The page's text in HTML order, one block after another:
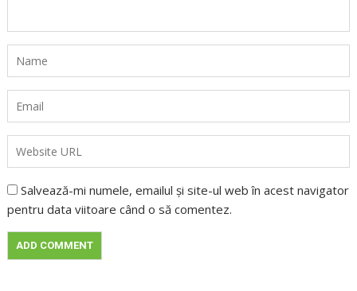
Salvează-mi numele, emailul și site-ul web în acest navigator
pentru data viitoare când o să comentez.